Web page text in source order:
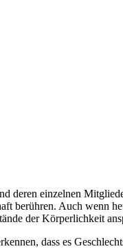
deren einzelnen
berühren. Auch wenn
der Körperlichkeit
dass es